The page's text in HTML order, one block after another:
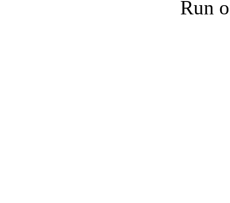
Run